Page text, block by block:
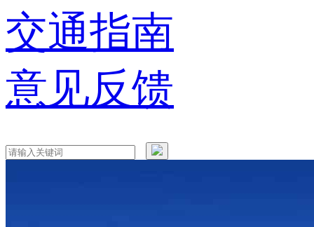
交通指南
意见反馈